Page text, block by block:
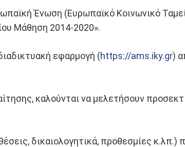
Ένωση (Ευρωπαϊκό Κοινωνικό
Μάθηση 2014-2020».
εφαρμογή (https://ams.iky.gr)
καλούνται να μελετήσουν
δικαιολογητικά, προθεσμίες